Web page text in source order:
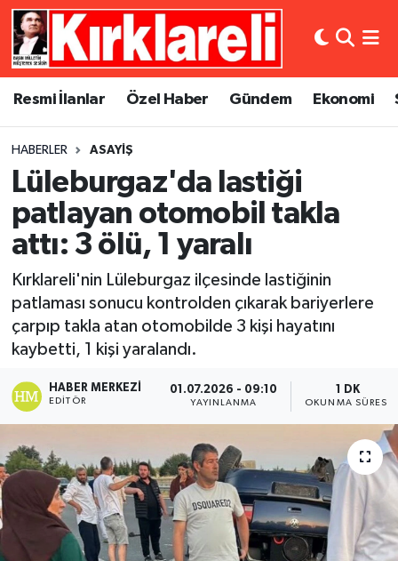
Resmi İlanlar Özel Haber Gündem Ekonomi
HABERLER ASAYIŞ
Lüleburgaz'da lastiği
patlayan otomobil takla
attı: 3 ölü, 1 yaralı
Kırklareli'nin Lüleburgaz ilçesinde lastiğinin
patlaması sonucu kontrolden çıkarak bariyerlere
çarpıp takla atan otomobilde 3 kişi hayatını
kaybetti, 1 kişi yaralandı.
HABER MERKEZI
EDITÖR
01.07.2026 - 09:10
YAYINLANMA
1 DK
OKUNMA SÜRESI
Resmi İlanlar
Gündem
Ekonomi
Siyaset
Asayiş
Dünya
Eğitim
Kültür Sanat
Medya
Sağlık
Künye
Gizlilik Sözleşmesi
Merkez Nöbetçi Eczaneler
Merkez Trafik Yoğunluk Haritası
Süper Lig Puan Durumu ve Fikstür
Tüm Manşetler
Son Dakika Haberleri
Haber Arşivi